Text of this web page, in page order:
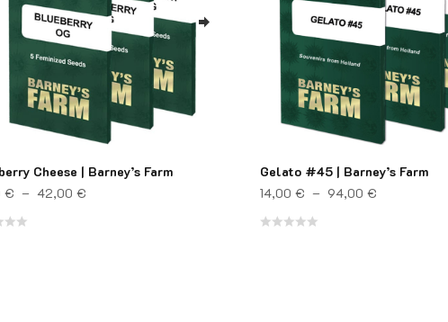
Cheese | Barney’s Farm
€ – 42,00 €Plage de prix : 10,00 € à 42,00 €
Gelato #45 | Barney’s Farm
14,00 € – 94,00 € Plage de